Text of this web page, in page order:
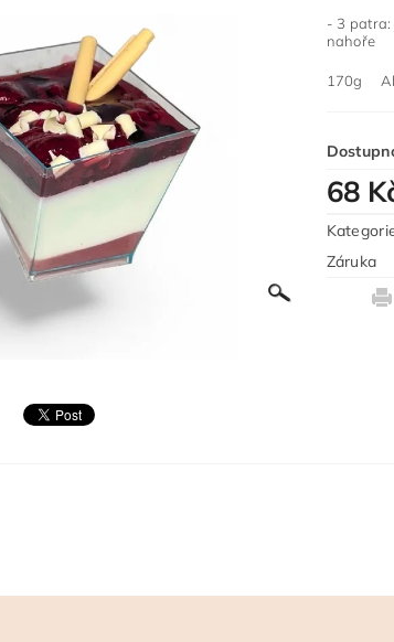
- 3 patra:
nahoře
170g
68
Záruka